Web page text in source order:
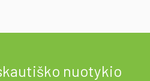
nuotykio